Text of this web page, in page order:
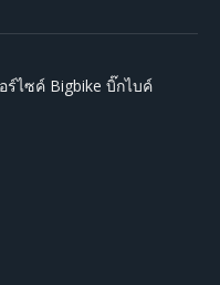
ร์ไซค์ Bigbike บิ๊กไบค์